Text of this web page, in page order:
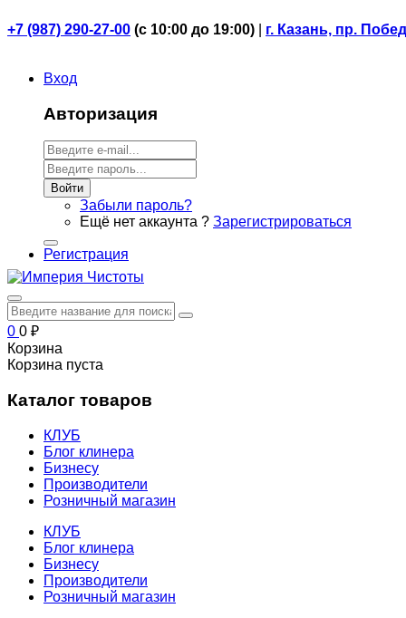
+7 (987) 290-27-00 (с 10:00 до 19:00) г. Казань, пр.
Вход
Авторизация
Войти
Забыли пароль?
Ещё нет аккаунта ? Зарегистрироваться
Регистрация
0 0 ₽
Корзина
Корзина пуста
Каталог товаров
КЛУБ
Блог клинера
Бизнесу
Производители
Розничный магазин
КЛУБ
Блог клинера
Бизнесу
Производители
Розничный магазин